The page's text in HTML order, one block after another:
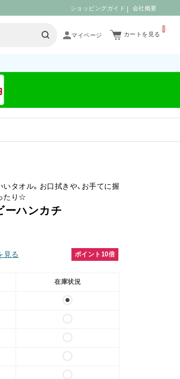
ショッピングガイド 会社概要
カートを見る
0
タオル。お口拭きや、お手てに握
たり☆
ーハンカチ
ポイント10倍
見る
在庫状況